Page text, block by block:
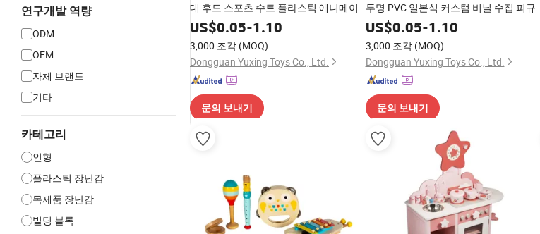
연구개발 역량
ODM
OEM
자체 브랜드
기타
카테고리
인형
플라스틱 장난감
목제품 장난감
빌딩 블록
대 후드 스포츠 수트 플라스틱 애니메이
션 피규어 어린이 장난감
US$0.05-1.10
3,000 조각 (MOQ)
Dongguan Yuxing Toys Co., Ltd.
문의 보내기
투명 PVC 일본식 커스텀 비닐 수집 피규
어 블라인드 박스 플라스틱 애니메이션
액션 피규어 어린이 장난감
US$0.05-1.10
3,000 조각 (MOQ)
Dongguan Yuxing Toys Co., Ltd.
문의 보내기